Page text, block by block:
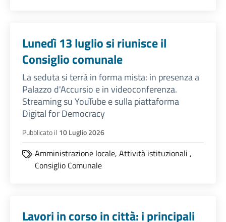
Lunedì 13 luglio si riunisce il
Consiglio comunale
La seduta si terrà in forma mista: in presenza a
Palazzo d'Accursio e in videoconferenza.
Streaming su YouTube e sulla piattaforma
Digital for Democracy
Pubblicato il 10 Luglio 2026
Amministrazione locale, Attività istituzionali ,
Consiglio Comunale
Lavori in corso in città: i principali